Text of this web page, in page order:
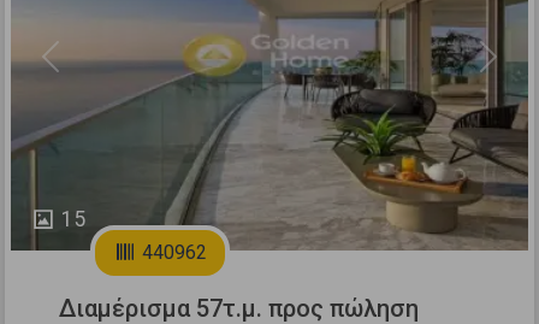
15
Previous Next
440962
Διαμέρισμα 57τ.μ. προς πώληση